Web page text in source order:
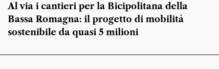
Al via i cantieri per la Bicipolitana della
Bassa Romagna: il progetto di mobilità
sostenibile da quasi 5 milioni